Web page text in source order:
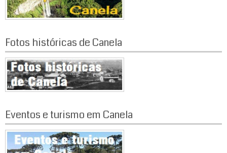
Fotos históricas de Canela
Eventos e turismo em Canela